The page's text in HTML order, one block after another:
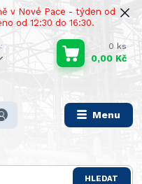
v Nové Pace - týden od
od 12:30 do 16:30.
Menu
HLEDAT
0 ks
0,00 Kč